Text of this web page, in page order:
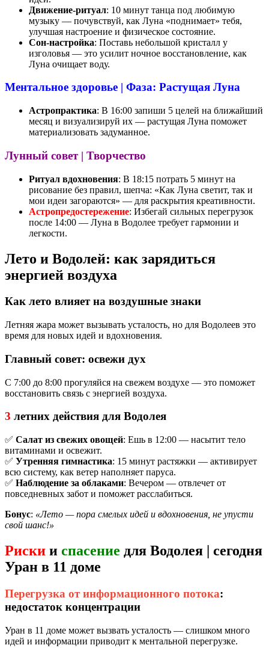
Движение-ритуал: 10 минут танца под любимую
музыку — почувствуй, как Луна «поднимает» тебя,
улучшая настроение и физическое состояние.
Сон-настройка: Поставь небольшой кристалл у
изголовья — это усилит ночное восстановление, как
Луна очищает воду.
Ментальное здоровье | Фаза: Растущая Луна
Астропрактика: В 16:00 запиши 5 целей на ближайший
месяц и визуализируй их — растущая Луна поможет
материализовать задуманное.
Лунный совет | Творчество
Ритуал вдохновения: В 18:15 потрать 5 минут на
рисование без правил, шепча: «Как Луна светит, так и
мои идеи загораются» — для раскрытия креативности.
Астропредостережение: Избегай сильных перегрузок
после 14:00 — Луна в Водолее требует гармонии и
легкости.
Лето и Водолей: как зарядиться
энергией воздуха
Как лето влияет на воздушные знаки
Летняя жара может вызывать усталость, но для Водолеев это
время для новых идей и вдохновения.
Главный совет: освежи дух
С 7:00 до 8:00 прогуляйся на свежем воздухе — это поможет
восстановить связь с энергией воздуха.
3 летних действия для Водолея
✅ Салат из свежих овощей: Ешь в 12:00 — насытит тело
витаминами и освежит.
✅ Утренняя гимнастика: 15 минут растяжки — активирует
всю систему, как ветер наполняет паруса.
✅ Наблюдение за облаками: Вечером — отвлечет от
повседневных забот и поможет расслабиться.
Бонус: «Лето — пора смелых идей и вдохновения, не упусти
свой шанс!»
Риски и спасение для Водолея | сегодня
Уран в 11 доме
Перегрузка от информационного потока:
недостаток концентрации
Уран в 11 доме может вызвать усталость — слишком много
идей и информации приводит к ментальной перегрузке.